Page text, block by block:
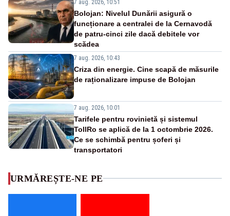
7 aug. 2026, 10:51
Bolojan: Nivelul Dunării asigură o
funcționare a centralei de la Cernavodă
de patru-cinci zile dacă debitele vor
scădea
7 aug. 2026, 10:43
Criza din energie. Cine scapă de măsurile
de raționalizare impuse de Bolojan
7 aug. 2026, 10:01
Tarifele pentru rovinietă și sistemul
TollRo se aplică de la 1 octombrie 2026.
Ce se schimbă pentru șoferi și
transportatori
URMĂREȘTE-NE PE